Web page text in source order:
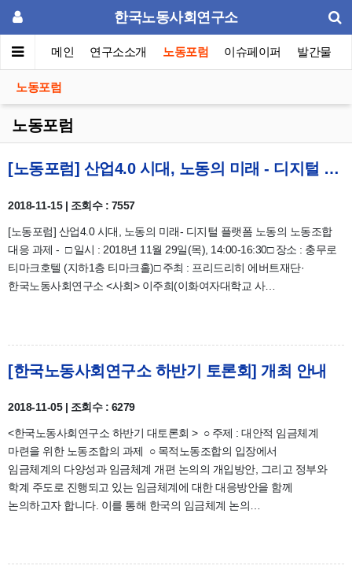
한국노동사회연구소
메인 연구소소개 노동포럼 이슈페이퍼 발간물
노동포럼
노동포럼
[노동포럼] 산업4.0 시대, 노동의 미래 - 디지털 플랫폼 노동의 노동조합 대응 과제 안내
2018-11-15 | 조회수 : 7557
[노동포럼] 산업4.0 시대, 노동의 미래- 디지털 플랫폼 노동의 노동조합
대응 과제 - □ 일시 : 2018년 11월 29일(목), 14:00-16:30□ 장소 : 충무로
티마크호텔 (지하1층 티마크홀)□ 주최 : 프리드리히 에버트재단·
한국노동사회연구소 <사회> 이주희(이화여자대학교 사…
[한국노동사회연구소 하반기 토론회] 개최 안내
2018-11-05 | 조회수 : 6279
<한국노동사회연구소 하반기 대토론회 > ○ 주제 : 대안적 임금체계
마련을 위한 노동조합의 과제 ○ 목적노동조합의 입장에서
임금체계의 다양성과 임금체계 개편 논의의 개입방안, 그리고 정부와
학계 주도로 진행되고 있는 임금체계에 대한 대응방안을 함께
논의하고자 합니다. 이를 통해 한국의 임금체계 논의…